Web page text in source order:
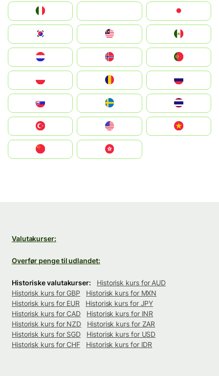
South Korea
United States
中國香港特別行政區
Valutakurser:
Overfør penge til udlandet:
Historiske valutakurser:
Historisk kurs for AUD
Historisk kurs for GBP
Historisk kurs for MXN
Historisk kurs for EUR
Historisk kurs for JPY
Historisk kurs for CAD
Historisk kurs for INR
Historisk kurs for NZD
Historisk kurs for ZAR
Historisk kurs for SGD
Historisk kurs for USD
Historisk kurs for CHF
Historisk kurs for IDR